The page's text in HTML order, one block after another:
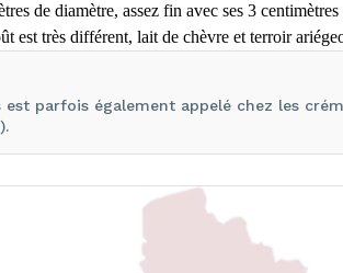
de diamètre, assez fin avec ses 3
est très différent, lait de chèvre et terroir
est parfois également appelé chez les